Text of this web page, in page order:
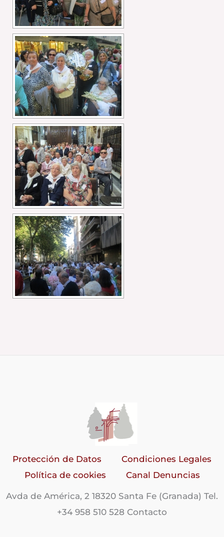
Protección de Datos
Condiciones Legales
Política de cookies
Canal Denuncias
Avda de América, 2 18320 Santa Fe (Granada) Tel.
+34 958 510 528 Contacto